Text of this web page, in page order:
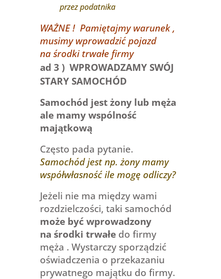
przez podatnika
WAŻNE ! Pamiętajmy warunek ,
musimy wprowadzić pojazd
na środki trwałe firmy
ad 3 ) WPROWADZAMY SWÓJ
STARY SAMOCHÓD
Samochód jest żony lub męża
ale mamy wspólność
majątkową
Często pada pytanie.
Samochód jest np. żony mamy
współwłasność ile mogę odliczy?
Jeżeli nie ma między wami
rozdzielczości, taki samochód
może być wprowadzony
na środki trwałedo firmy
męża . Wystarczy sporządzić
oświadczenia o przekazaniu
prywatnego majątku do firmy.